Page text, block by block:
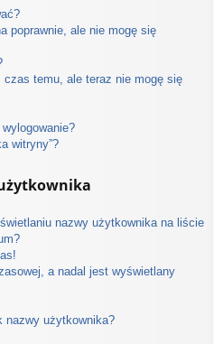
poprawnie, ale nie mogę się
czas temu, ale teraz nie mogę się
witryny”?
nazwy użytkownika na liście
a nadal jest wyświetlany
nazwy użytkownika?